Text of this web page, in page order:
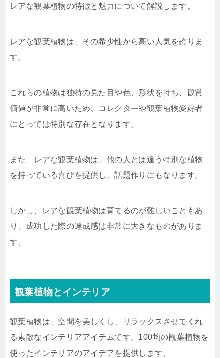
レアな観葉植物の特徴と魅力について解説します。
レアな観葉植物は、その希少性から高い人気を誇りま
す。
これらの植物は独特の見た目や色、形状を持ち、観賞
価値が非常に高いため、コレクターや観葉植物愛好者
にとっては特別な存在となります。
また、レアな観葉植物は、他の人とは違う特別な植物
を持っている喜びを提供し、話題作りにもなります。
しかし、レアな観葉植物は育てるのが難しいこともあ
り、成功した際の達成感は非常に大きなものがありま
す。
観葉植物とインテリア
観葉植物は、空間を美しくし、リラックスさせてくれ
る素敵なインテリアアイテムです。100均の観葉植物を
使ったインテリアのアイデアを提供します。